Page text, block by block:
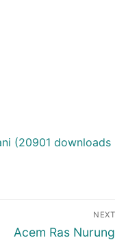
(20901 downloads
NEXT
Next
Acem Ras Nurung